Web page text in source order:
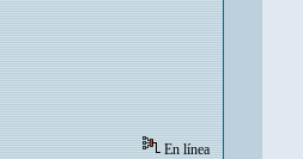
En línea